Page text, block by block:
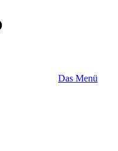
Das Menü